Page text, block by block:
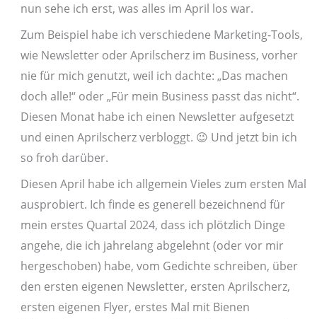
nun sehe ich erst, was alles im April los war.
Zum Beispiel habe ich verschiedene Marketing-Tools,
wie Newsletter oder Aprilscherz im Business, vorher
nie für mich genutzt, weil ich dachte: „Das machen
doch alle!“ oder „Für mein Business passt das nicht“.
Diesen Monat habe ich einen Newsletter aufgesetzt
und einen Aprilscherz verbloggt. 😉 Und jetzt bin ich
so froh darüber.
Diesen April habe ich allgemein Vieles zum ersten Mal
ausprobiert. Ich finde es generell bezeichnend für
mein erstes Quartal 2024, dass ich plötzlich Dinge
angehe, die ich jahrelang abgelehnt (oder vor mir
hergeschoben) habe, vom Gedichte schreiben, über
den ersten eigenen Newsletter, ersten Aprilscherz,
ersten eigenen Flyer, erstes Mal mit Bienen